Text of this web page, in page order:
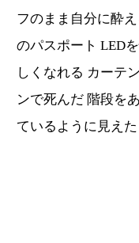
フのまま自分に酔
のパスポート LED
しくなれる カーテ
ンで死んだ 階段を
ているように見えた